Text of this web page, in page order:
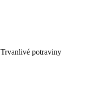
Trvanlivé potraviny